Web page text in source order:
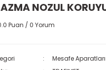
NOZUL
Puan / 0 Yorum
Mesafe Aparatları